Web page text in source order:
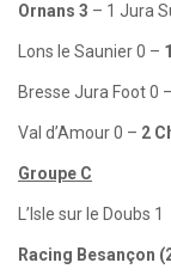
Ornans 3 – 1 Jura
Lons le Saunier 0 –
Bresse Jura Foot 0
Val d’Amour 0 – 2
Groupe C
L’Isle sur le Doubs 1
Racing Besançon